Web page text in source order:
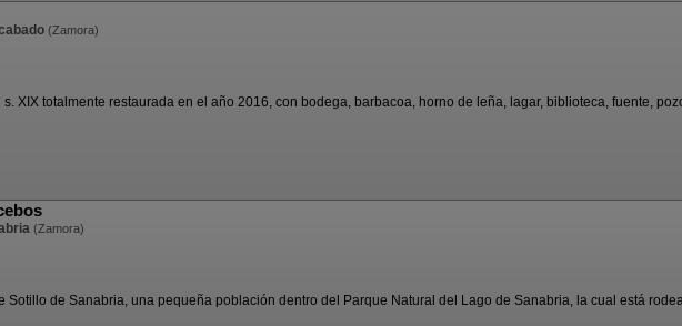
(Zamora)
XIX totalmente restaurada en el año 2016, con bodega, barbacoa, horno de leña, lagar, biblioteca, fuente, pozo
(Zamora)
Sotillo de Sanabria, una pequeña población dentro del Parque Natural del Lago de Sanabria, la cual está